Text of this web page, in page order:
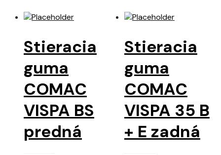
Stieracia
guma
COMAC
VISPA BS
predná
Stieracia
guma
COMAC
VISPA 35 B
+ E zadná